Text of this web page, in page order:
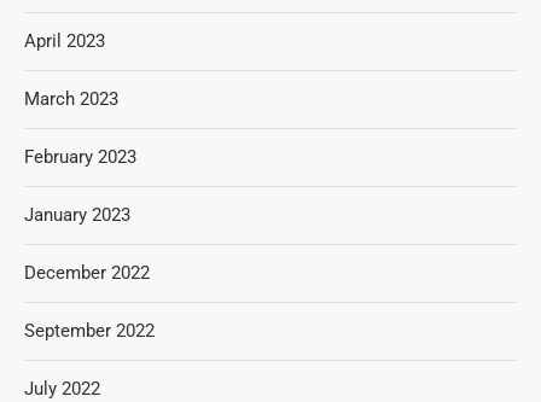
April 2023
March 2023
February 2023
January 2023
December 2022
September 2022
July 2022